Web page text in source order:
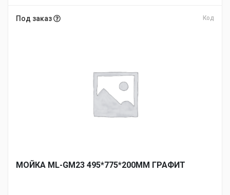
Под заказ Код
МОЙКА ML-GM23 495*775*200ММ ГРАФИТ